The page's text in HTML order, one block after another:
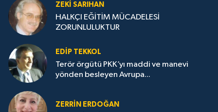
ZEKI SARIHAN
HALKÇI EĞİTİM MÜCADELESİ
ZORUNLULUKTUR
EDIP TEKKOL
Terör örgütü PKK’yı maddi ve manevi
yönden besleyen Avrupa...
ZERRIN ERDOĞAN